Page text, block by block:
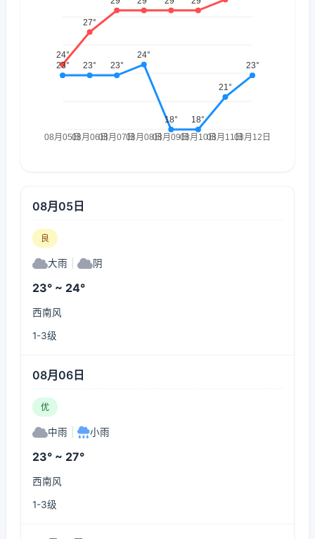
08月05日
良
大雨 阴
23° ~ 24°
西南风
1-3级
08月06日
优
中雨 小雨
23° ~ 27°
西南风
1-3级